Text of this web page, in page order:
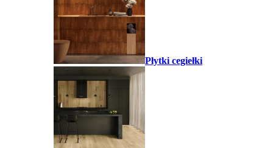
Płytki cegiełki